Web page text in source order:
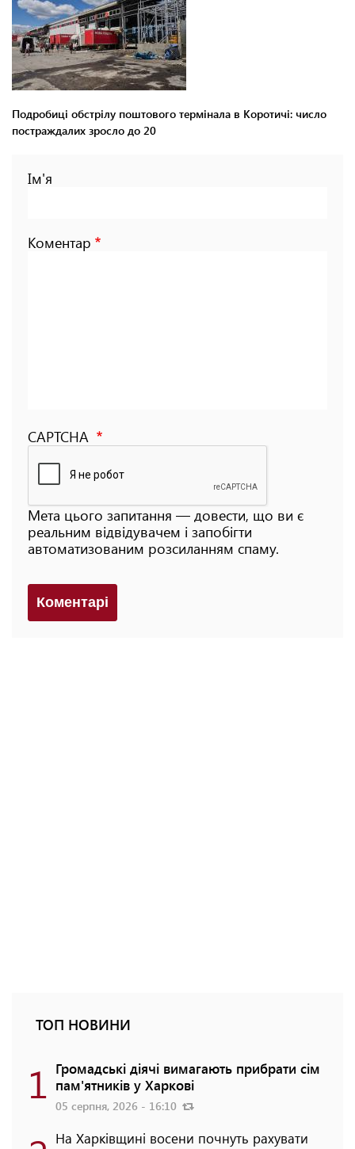
Подробиці обстрілу поштового термінала в Коротичі: число
постраждалих зросло до 20
Ім'я
Коментар
CAPTCHA
Мета цього запитання — довести, що ви є
реальним відвідувачем і запобігти
автоматизованим розсиланням спаму.
Коментарi
ТОП НОВИНИ
1 Громадські діячі вимагають прибрати сім
пам'ятників у Харкові
05 серпня, 2026 - 16:10
На Харківщині восени почнуть рахувати